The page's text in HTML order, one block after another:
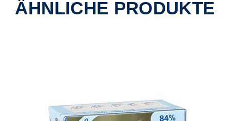
ÄHNLICHE PRODUKTE